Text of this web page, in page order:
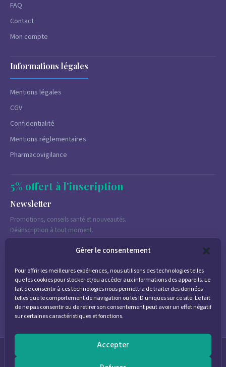
Gérer le consentement
Pour offrir les meilleures expériences, nous utilisons des technologies telles
que les cookies pour stocker et/ou accéder aux informations des appareils. Le
fait de consentir à ces technologies nous permettra de traiter des données
telles que le comportement de navigation ou les ID uniques sur ce site. Le fait
de ne pas consentir ou de retirer son consentement peut avoir un effet négatif
sur certaines caractéristiques et fonctions.
Accepter
FAQ
Contact
Mon compte
Informations légales
Mentions légales
CGV
Confidentialité
Mentions réglementaires
Pharmacovigilance
5% offert à l'inscription
Newsletter
Promotions, conseils santé et nouveautés.
Désinscription à tout moment.
J'accepte de recevoir des emails marketing conformément à la
politique de confidentialité
Parapharmacie Provence — Pharmacie des Bastides